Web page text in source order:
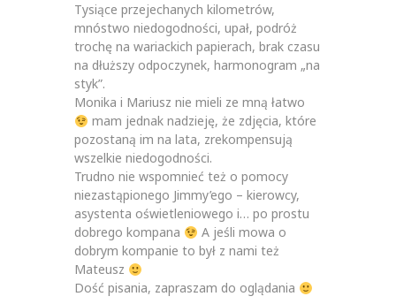
Tysiące przejechanych kilometrów,
mnóstwo niedogodności, upał, podróż
trochę na wariackich papierach, brak czasu
na dłuższy odpoczynek, harmonogram „na
styk”.
Monika i Mariusz nie mieli ze mną łatwo
mam jednak nadzieję, że zdjęcia, które
pozostaną im na lata, zrekompensują
wszelkie niedogodności.
Trudno nie wspomnieć też o pomocy
niezastąpionego Jimmy’ego – kierowcy,
asystenta oświetleniowego i… po prostu
dobrego kompana
A jeśli mowa o
dobrym kompanie to był z nami też
Mateusz
Dość pisania, zapraszam do oglądania